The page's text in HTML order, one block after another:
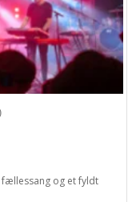
og et fyldt